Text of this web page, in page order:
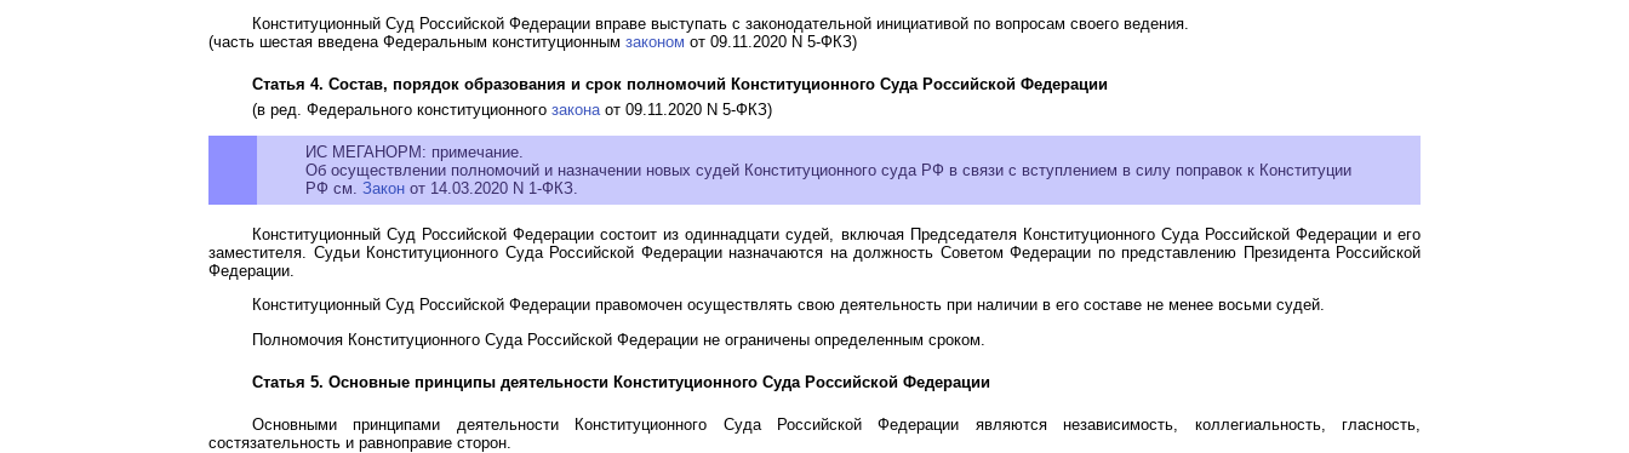
Конституционный Суд Российской Федерации вправе выступать с законодательной инициативой по вопросам своего ведения.
(часть шестая введена Федеральным конституционным законом от 09.11.2020 N 5-ФКЗ)
Статья 4. Состав, порядок образования и срок полномочий Конституционного Суда Российской Федерации
(в ред. Федерального конституционного законаот 09.11.2020 N 5-ФКЗ)
ИС МЕГАНОРМ: примечание.
Об осуществлении полномочий и назначении новых судей Конституционного суда РФ в связи с вступлением в силу поправок к Конституции
РФ см. Закон от 14.03.2020 N 1-ФКЗ.
Конституционный Суд Российской Федерации состоит из одиннадцати судей, включая Председателя Конституционного Суда Российской Федерации и его
заместителя. Судьи Конституционного Суда Российской Федерации назначаются на должность Советом Федерации по представлению Президента Российской
Федерации.
Конституционный Суд Российской Федерации правомочен осуществлять свою деятельность при наличии в его составе не менее восьми судей.
Полномочия Конституционного Суда Российской Федерации не ограничены определенным сроком.
Статья 5. Основные принципы деятельности Конституционного Суда Российской Федерации
Основными принципами деятельности Конституционного Суда Российской Федерации являются независимость, коллегиальность, гласность,
состязательность и равноправие сторон.